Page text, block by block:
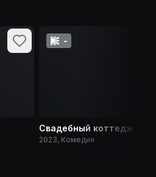
-
Свадебный коттедж
2023, Комедия